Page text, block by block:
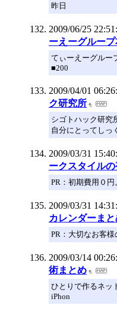
昨日
2009/06/25
ーえーグループ
てぃーえーグルー
■200
2009/04/01
ク研究所
シゴトハック研究
自分にとってしっ
2009/03/31
ークスタイルの
PR：初期費用０
2009/03/31
カレンダーま
PR：大切なお客
2009/03/14
術まとめ
ひとりで作るネッ
iPhon